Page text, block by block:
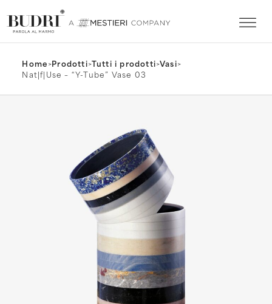
Home>Prodotti>Tutti i prodotti>Vasi>
Nat|f|Use – “Y-Tube” Vase 03